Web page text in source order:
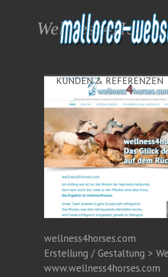
KUNDEN & REFERENZEN
Wellness4Horses
wellness4horses.com
Erstellung / Gestaltung >
www.wellness4horses.com